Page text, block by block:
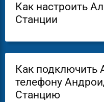
Как настроить
Станции
Как подключить
телефону
Станцию